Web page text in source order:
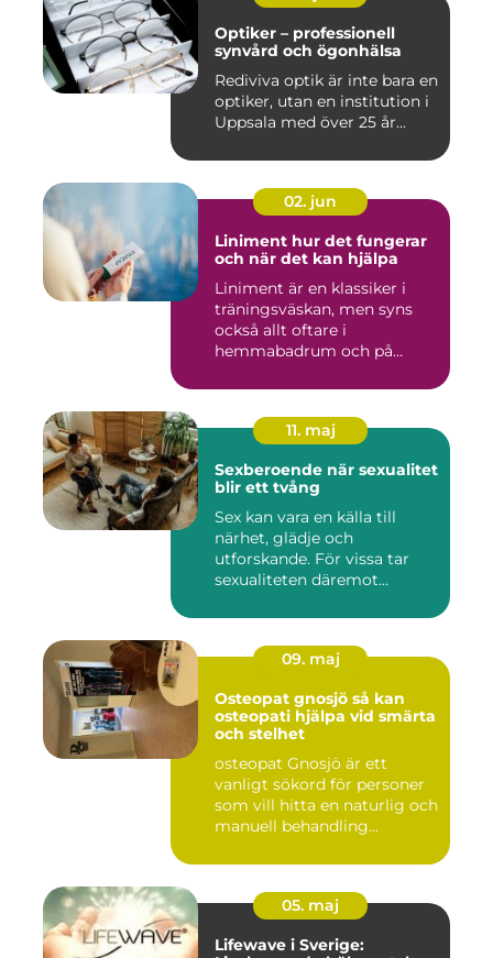
Optiker – professionell
synvård och ögonhälsa
Rediviva optik är inte bara en
optiker, utan en institution i
Uppsala med över 25 år...
02. jun
Liniment hur det fungerar
och när det kan hjälpa
Liniment är en klassiker i
träningsväskan, men syns
också allt oftare i
hemmabadrum och på
11. maj
Sexberoende när sexualitet
blir ett tvång
Sex kan vara en källa till
närhet, glädje och
utforskande. För vissa tar
sexualiteten däremot
09. maj
Osteopat gnosjö så kan
osteopati hjälpa vid smärta
och stelhet
osteopat Gnosjö är ett
vanligt sökord för personer
som vill hitta en naturlig och
manuell behandling...
05. maj
Lifewave i Sverige: